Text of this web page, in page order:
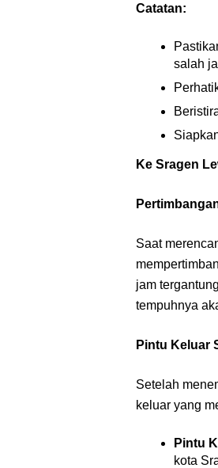
Catatan:
salah
Ke Sragen
Saat
jam
tempuhnya
Pintu Keluar
Setelah
keluar yang
Pintu
kota